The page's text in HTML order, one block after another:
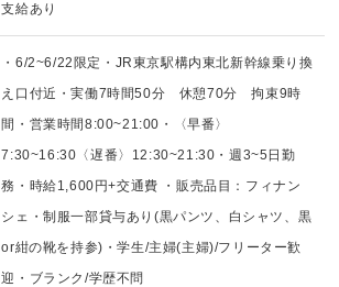
支給あり
・6/2~6/22限定・JR東京駅構内東北新幹線乗り換
え口付近・実働7時間50分 休憩70分 拘束9時
間・営業時間8:00~21:00・〈早番〉
7:30~16:30〈遅番〉12:30~21:30・週3~5日勤
務・時給1,600円+交通費 ・販売品目：フィナン
シェ・制服一部貸与あり(黒パンツ、白シャツ、黒
or紺の靴を持参)・学生/主婦(主婦)/フリーター歓
迎・ブランク/学歴不問